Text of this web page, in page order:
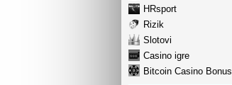
HRsport
Rizik
Slotovi
Casino igre
Bitcoin Casino Bonus